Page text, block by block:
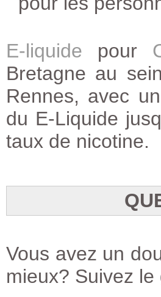
E-liquide pour
Bretagne au
Rennes, avec
du E-Liquide
taux de nicotine.
Vous avez un
mieux? Suivez le